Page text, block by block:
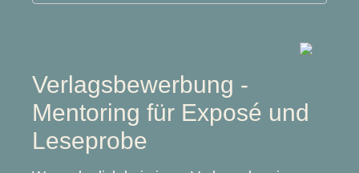
Verlagsbewerbung -
Mentoring für Exposé und
Leseprobe